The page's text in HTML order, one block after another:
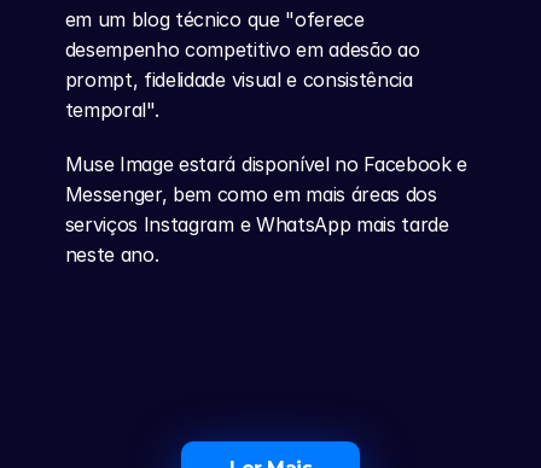
em um blog técnico que "oferece
desempenho competitivo em adesão ao
prompt, fidelidade visual e consistência
temporal".
Muse Image estará disponível no Facebook e
Messenger, bem como em mais áreas dos
serviços Instagram e WhatsApp mais tarde
neste ano.